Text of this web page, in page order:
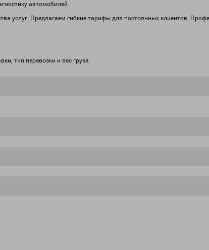
автомобилей.
услуг. Предлагаем гибкие тарифы для постоянных клиентов.
тип перевозки и вес груза.